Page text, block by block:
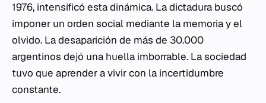
1976, intensificó esta dinámica. La dictadura buscó
imponer un orden social mediante la memoriay el
olvido. La desaparición de más de 30.000
argentinos dejó una huella imborrable. La sociedad
tuvo que aprender a vivir con la incertidumbre
constante.